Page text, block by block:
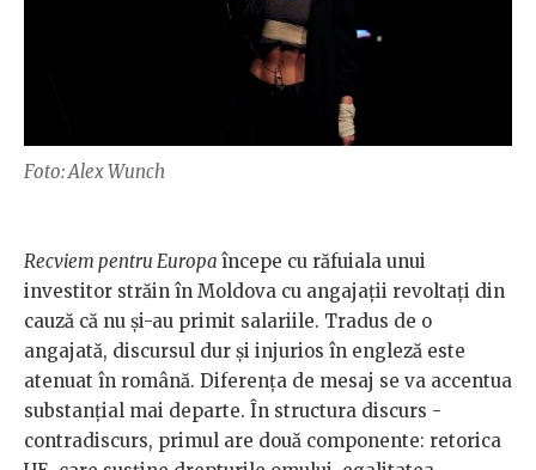
Foto: Alex Wunch
Recviem pentru Europa începe cu răfuiala unui
investitor străin în Moldova cu angajaţii revoltaţi din
cauză că nu şi-au primit salariile. Tradus de o
angajată, discursul dur şi injurios în engleză este
atenuat în română. Diferenţa de mesaj se va accentua
substanţial mai departe. În structura discurs -
contradiscurs, primul are două componente: retorica